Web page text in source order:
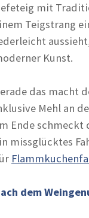
mit
Teigstrang
Kunst.
das macht
Mehl an
Ende schmeckt
missglücktes
dem